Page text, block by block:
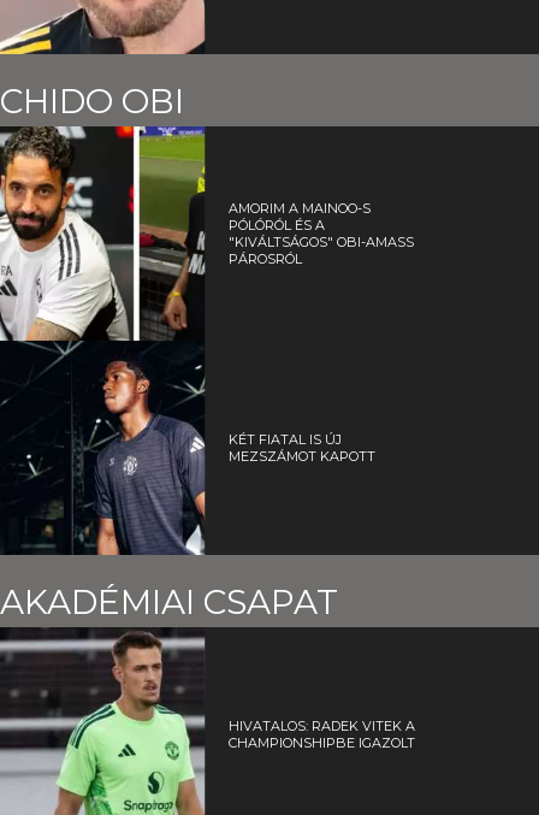
CHIDO OBI
AMORIM A MAINOO-S
PÓLÓRÓL ÉS A
"KIVÁLTSÁGOS" OBI-AMASS
PÁROSRÓL
KÉT FIATAL IS ÚJ
MEZSZÁMOT KAPOTT
AKADÉMIAI CSAPAT
HIVATALOS: RADEK VITEK A
CHAMPIONSHIPBE IGAZOLT